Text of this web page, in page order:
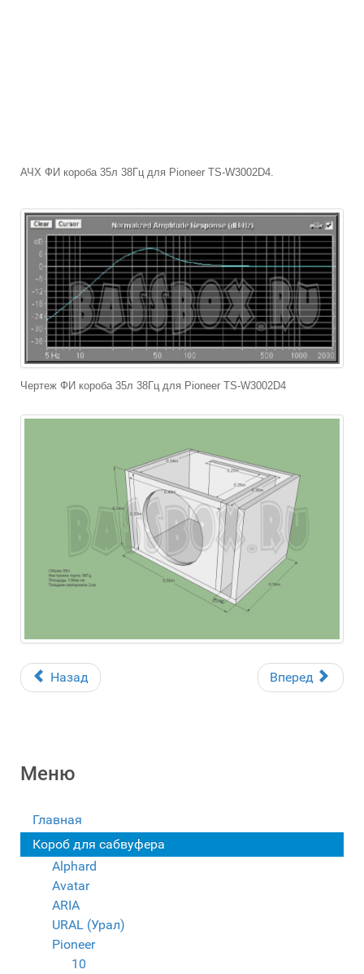
АЧХ ФИ короба 35л 38Гц для Pioneer TS-W3002D4
Чертеж ФИ короба 35л 38Гц для Pioneer TS-W3002D4
Назад Вперед
Меню
Главная
Короб для сабвуфера
Alphard
Avatar
ARIA
URAL (Урал)
Pioneer
10